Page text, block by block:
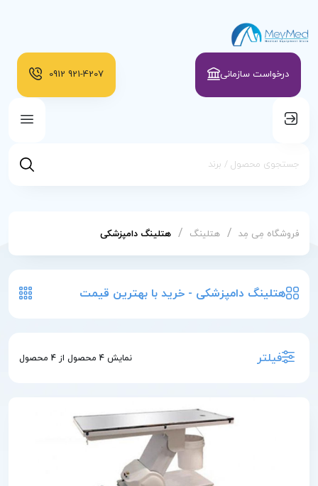
درخواست سازمانی 921-4207
0912
فروشگاه مِی مِد / هتلینگ / هتلینگ دامپزشکی
هتلینگ دامپزشکی - خرید با بهترین قیمت
فیلتر نمایش 4 محصول از 4 محصول